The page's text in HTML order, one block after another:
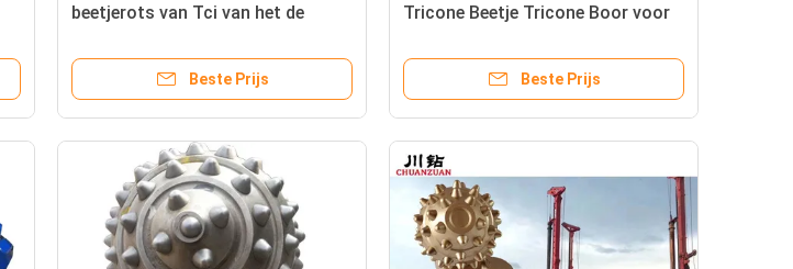
beetjerots van Tci van het de
roterende boor
Beste Prijs
Tricone Beetje Tricone Boor voor
Beste Prijs